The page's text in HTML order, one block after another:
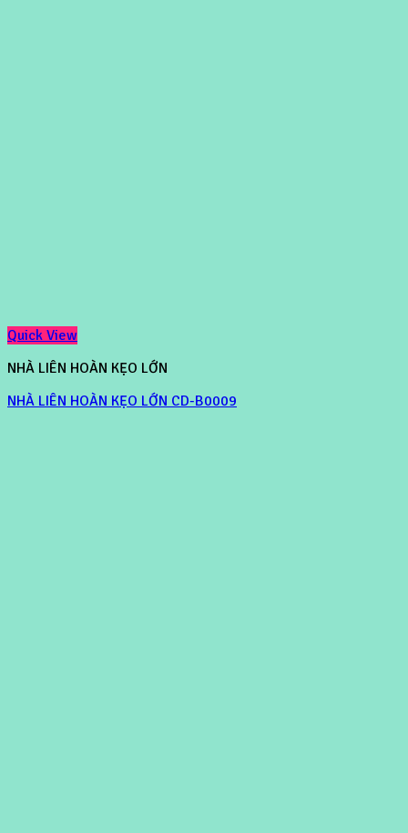
Quick View
NHÀ LIÊN HOÀN KẸO LỚN
NHÀ LIÊN HOÀN KẸO LỚN CD-B0009